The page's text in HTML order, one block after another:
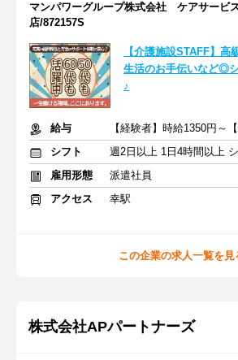
マンパワーグループ株式会社 ケアサービ
店/872157S
【介護施設STAFF】高
生活のお手伝いなど◎
♪
給与
シフト
雇用形態
派遣社員
アクセス
幸駅
この企業の求人一覧を見
株式会社APパートナーズ